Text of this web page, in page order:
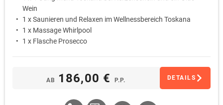
Wein
1 x Saunieren und Relaxen im Wellnessbereich Toskana
1 x Massage Whirlpool
1 x Flasche Prosecco
AB 186,00 € P.P. DETAILS